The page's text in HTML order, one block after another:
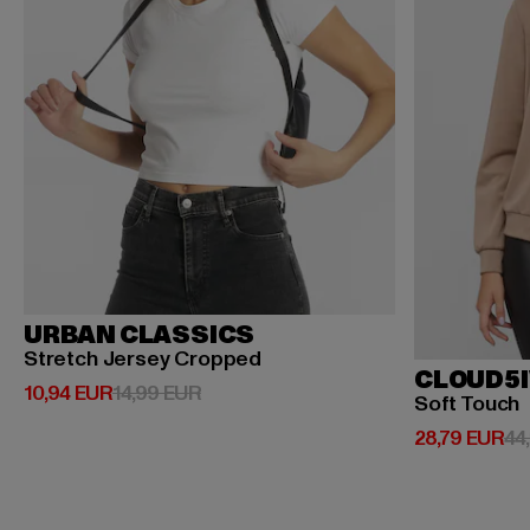
URBAN CLASSICS
Stretch Jersey Cropped
10,94 EUR
Prix courant: 10,94 EUR
14,99 EURPrix en promotion: 14,99 EURSoft Touch
28,79 EUR
Prix courant: